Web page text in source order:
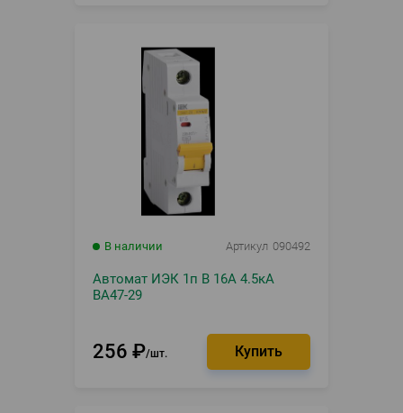
В наличии Артикул 090492
Автомат ИЭК 1п B 16А 4.5кА
ВА47-29
256 ₽ шт.